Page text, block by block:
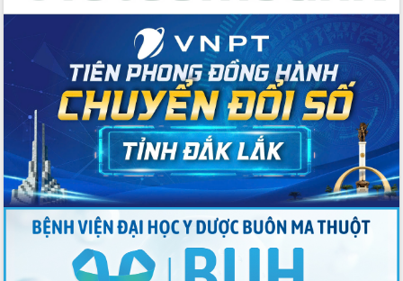
Chương trình “Gặp gỡ hữu nghị –
Friendship Meeting New Year 2026”
Bầu cử Quốc hội và HĐND: Cử tri Đắk
Lắk gửi gắm niềm tin, kỳ vọng vào lá
phiếu
Đắk Lắk sẵn sàng các điều kiện cho
Ngày hội bầu cử đại biểu Quốc hội
khóa XVI và HĐND các cấp nhiệm kỳ
2026-2031
Đảm bảo cuộc bầu cử đại biểu Quốc
hội và đại biểu HĐND các cấp diễn ra
an toàn, hiệu quả, đúng quy định
Thủ tướng Chính phủ Phạm Minh Chính
kiểm tra, chỉ đạo hoàn thành các dự